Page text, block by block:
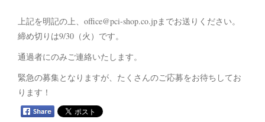
上記を明記の上、office@pci-shop.co.jpまでお送りください。
締め切りは9/30（火）です。
通過者にのみご連絡いたします。
緊急の募集となりますが、たくさんのご応募をお待ちしてお
ります！